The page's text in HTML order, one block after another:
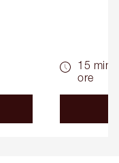
15 min
ore